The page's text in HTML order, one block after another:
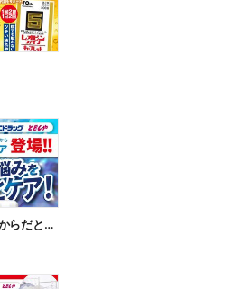
新プライベートブランド「からだとくらしに+1(プラスワン)」よりモンダミン口内トータルケア登場!